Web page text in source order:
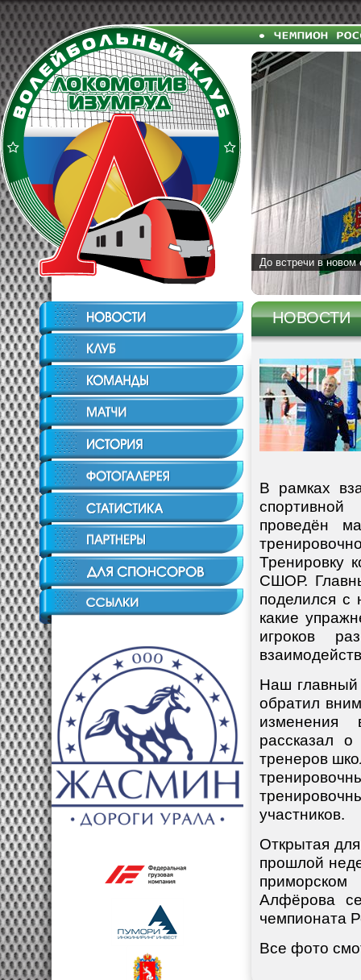
До встречи в новом
НОВОСТИ
В рамках
проведён
Тренировку
СШОР.
поделился с
какие
игроков
Наш главный
обратил
изменения
рассказал
тренеров
участников.
Открытая
прошлой
Алфёрова
чемпионата
Все фото